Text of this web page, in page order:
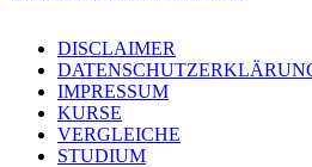
DISCLAIMER
IMPRESSUM
KURSE
VERGLEICHE
STUDIUM